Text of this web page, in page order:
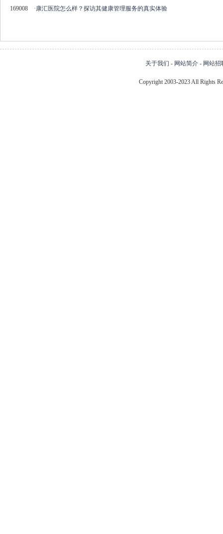
169008 ·康汇医院怎么样？探访其健康管理服务的真实体验
关于我们 - 网站简介 - 网站招
Copyright 2003-2023 All Rights